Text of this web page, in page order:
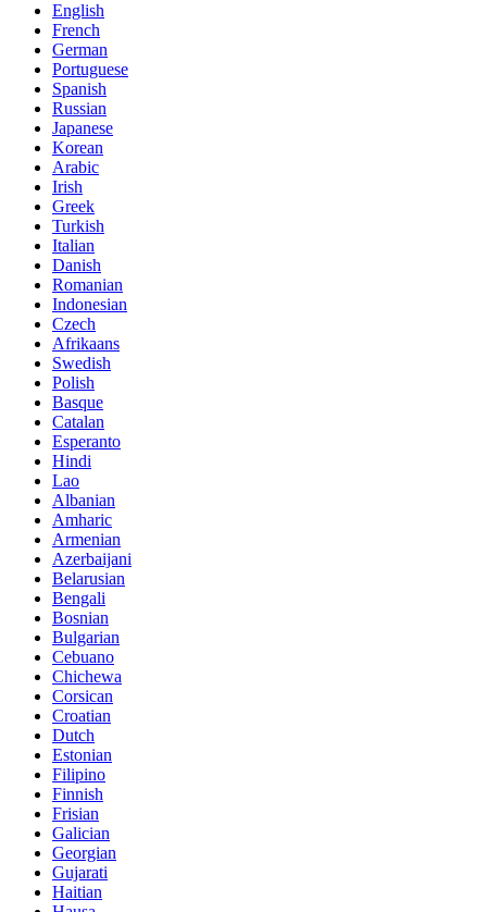
English
French
German
Portuguese
Spanish
Russian
Japanese
Korean
Arabic
Irish
Greek
Turkish
Italian
Danish
Romanian
Indonesian
Czech
Afrikaans
Swedish
Polish
Basque
Catalan
Esperanto
Hindi
Lao
Albanian
Amharic
Armenian
Azerbaijani
Belarusian
Bengali
Bosnian
Bulgarian
Cebuano
Chichewa
Corsican
Croatian
Dutch
Estonian
Filipino
Finnish
Frisian
Galician
Georgian
Gujarati
Haitian